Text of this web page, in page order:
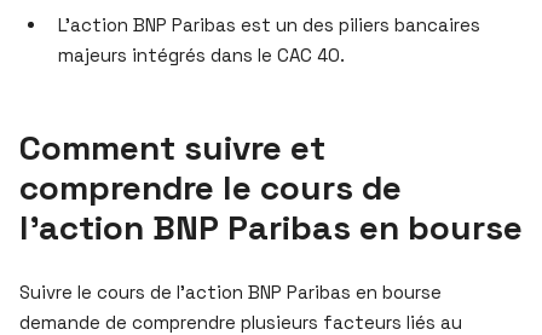
L’action BNP Paribas est un des piliers bancaires
majeurs intégrés dans le CAC 40.
Comment suivre et
comprendre le cours de
l’action BNP Paribas en bourse
Suivre le cours de l’action BNP Paribas en bourse
demande de comprendre plusieurs facteurs liés au